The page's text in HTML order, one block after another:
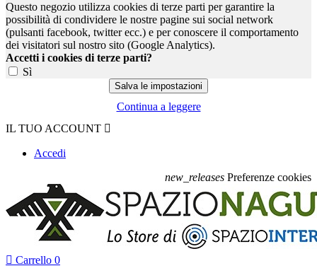
Questo negozio utilizza cookies di terze parti per garantire la
possibilità di condividere le nostre pagine sui social network
(pulsanti facebook, twitter ecc.) e per conoscere il comportamento
dei visitatori sul nostro sito (Google Analytics).
Accetti i cookies di terze parti?
Sì
Continua a leggere
IL TUO ACCOUNT 
Accedi
new_releases Preferenze cookies
 Carrello 0